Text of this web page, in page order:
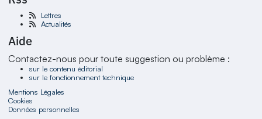
Lettres
Actualités
Aide
Contactez-nous pour toute suggestion ou problème :
sur le contenu éditorial
sur le fonctionnement technique
Mentions Légales
Cookies
Données personnelles